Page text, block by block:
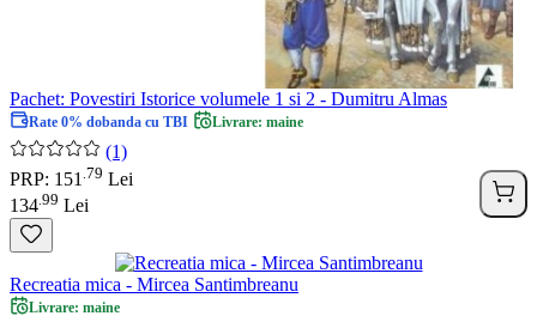
Pachet: Povestiri Istorice volumele 1 si 2 - Dumitru Almas
Rate 0% dobanda cu TBI Livrare: maine
(1)
PRP: 151 79 Lei
134 99 Lei
Recreatia mica - Mircea Santimbreanu
Livrare: maine